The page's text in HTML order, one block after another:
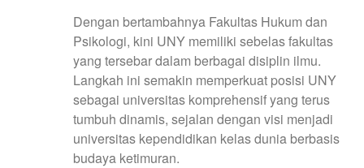
Dengan bertambahnya Fakultas Hukum dan
Psikologi, kini UNY memiliki sebelas fakultas
yang tersebar dalam berbagai disiplin ilmu.
Langkah ini semakin memperkuat posisi UNY
sebagai universitas komprehensif yang terus
tumbuh dinamis, sejalan dengan visi menjadi
universitas kependidikan kelas dunia berbasis
budaya ketimuran.